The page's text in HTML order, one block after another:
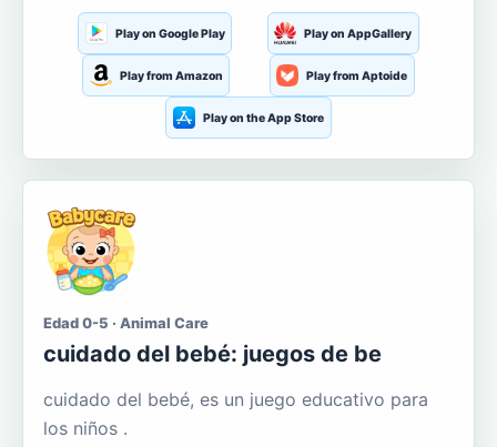
Play on Google Play Play on AppGallery
Play from Amazon Play from Aptoide
Play on the App Store
Edad 0-5 · Animal Care
cuidado del bebé: juegos de be
cuidado del bebé, es un juego educativo para
los niños .